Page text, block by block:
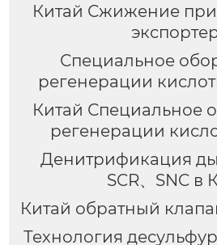
Китай Сжижение
Специальное
регенерации
Китай Специальное
регенерации
Денитрификация
SCR、SNC в
Китай обратный
Технология